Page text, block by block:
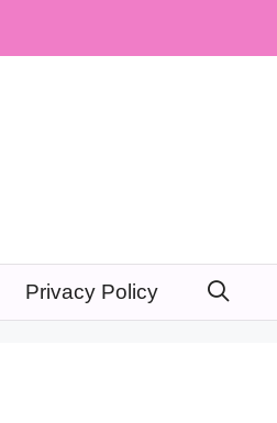
Privacy Policy